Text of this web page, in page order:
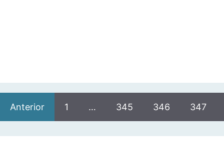
Anterior 1 … 345 346 347